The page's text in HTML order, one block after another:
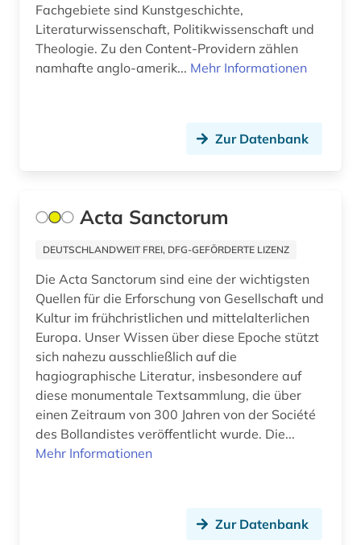
desiderius erasmus (1)
deutsch (5)
deutschsprachig (1)
diaspora (1)
dictionary (1)
digha-nikaya (1)
digital database (1)
digitale bibliothek (1)
digitale edition (1)
digitalisat (2)
Fachgebiete sind Kunstgeschichte,
Literaturwissenschaft, Politikwissenschaft und
Theologie. Zu den Content-Providern zählen
namhafte anglo-amerik... Mehr Informationen
Zur Datenbank
Acta Sanctorum
DEUTSCHLANDWEIT FREI, DFG-GEFÖRDERTE LIZENZ
Die Acta Sanctorum sind eine der wichtigsten
Quellen für die Erforschung von Gesellschaft und
Kultur im frühchristlichen und mittelalterlichen
Europa. Unser Wissen über diese Epoche stützt
sich nahezu ausschließlich auf die
hagiographische Literatur, insbesondere auf
diese monumentale Textsammlung, die über
einen Zeitraum von 300 Jahren von der Société
des Bollandistes veröffentlicht wurde. Die...
Mehr Informationen
Zur Datenbank